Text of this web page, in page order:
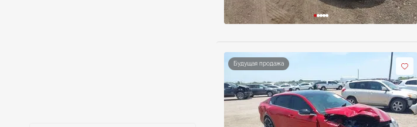
Будущая продажа